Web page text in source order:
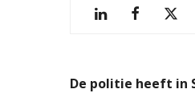
De politie heeft in